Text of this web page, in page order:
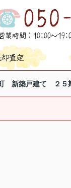
新築戸建て ２５